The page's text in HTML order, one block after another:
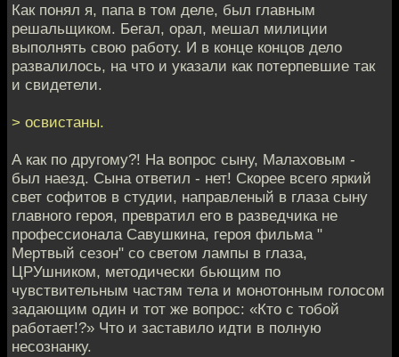
Как понял я, папа в том деле, был главным
решальщиком. Бегал, орал, мешал милиции
выполнять свою работу. И в конце концов дело
развалилось, на что и указали как потерпевшие так
и свидетели.
> освистаны.
А как по другому?! На вопрос сыну, Малаховым -
был наезд. Сына ответил - нет! Скорее всего яркий
свет софитов в студии, направленый в глаза сыну
главного героя, превратил его в разведчика не
профессионала Савушкина, героя фильма "
Мертвый сезон" со светом лампы в глаза,
ЦРУшником, методически бьющим по
чувствительным частям тела и монотонным голосом
задающим один и тот же вопрос: «Кто с тобой
работает!?» Что и заставило идти в полную
несознанку.